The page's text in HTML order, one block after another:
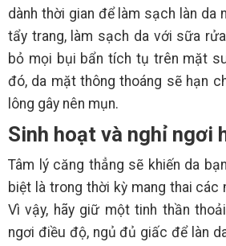
dành thời gian để làm sạch làn da
tẩy trang, làm sạch da với sữa
bỏ mọi bụi bẩn tích tụ trên mặt
đó, da mặt thông thoáng sẽ hạn
lông gây nên mụn.
Sinh hoạt và nghỉ ngơi
Tâm lý căng thẳng sẽ khiến da
biệt là trong thời kỳ mang thai các
Vì vậy, hãy giữ một tinh thần
ngơi điều độ, ngủ đủ giấc để làn